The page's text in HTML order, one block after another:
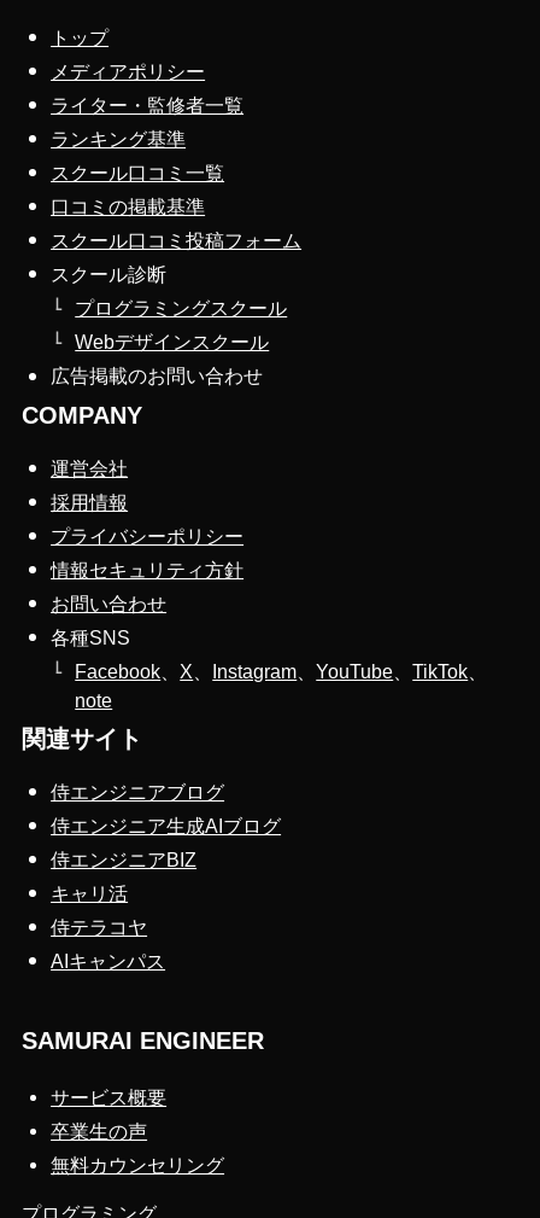
トップ
メディアポリシー
ライター・監修者一覧
ランキング基準
スクール口コミ一覧
口コミの掲載基準
スクール口コミ投稿フォーム
スクール診断
プログラミングスクール
Webデザインスクール
広告掲載のお問い合わせ
COMPANY
運営会社
採用情報
プライバシーポリシー
情報セキュリティ方針
お問い合わせ
各種SNS
Facebook
X Instagram 、YouTube 、TikTok
note
関連サイト
侍エンジニアブログ
侍エンジニア生成AIブログ
侍エンジニアBIZ
キャリ活
侍テラコヤ
AIキャンパス
SAMURAI ENGINEER
サービス概要
卒業生の声
無料カウンセリング
プログラミング